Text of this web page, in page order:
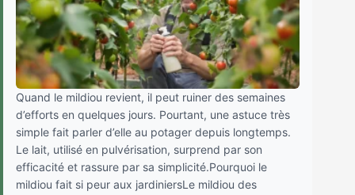
Quand le mildiou revient, il peut ruiner des semaines
d’efforts en quelques jours. Pourtant, une astuce très
simple fait parler d’elle au potager depuis longtemps.
Le lait, utilisé en pulvérisation, surprend par son
efficacité et rassure par sa simplicité.Pourquoi le
mildiou fait si peur aux jardiniersLe mildiou des